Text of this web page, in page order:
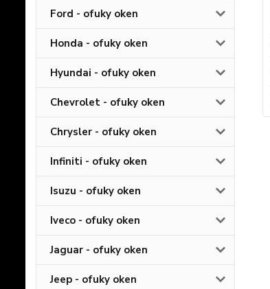
Ford - ofuky oken
Honda - ofuky oken
Hyundai - ofuky oken
Chevrolet - ofuky oken
Chrysler - ofuky oken
Infiniti - ofuky oken
Isuzu - ofuky oken
Iveco - ofuky oken
Jaguar - ofuky oken
Jeep - ofuky oken